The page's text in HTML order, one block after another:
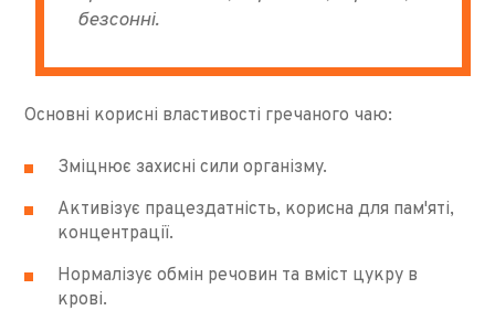
безсонні.
Основні корисні властивості гречаного чаю:
Зміцнює захисні сили організму.
Активізує працездатність, корисна для пам'яті,
концентрації.
Нормалізує обмін речовин та вміст цукру в
крові.